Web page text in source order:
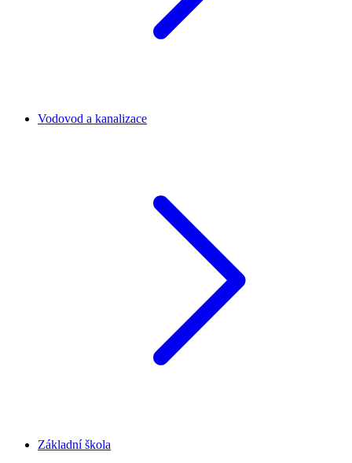
Vodovod a kanalizace
Základní škola